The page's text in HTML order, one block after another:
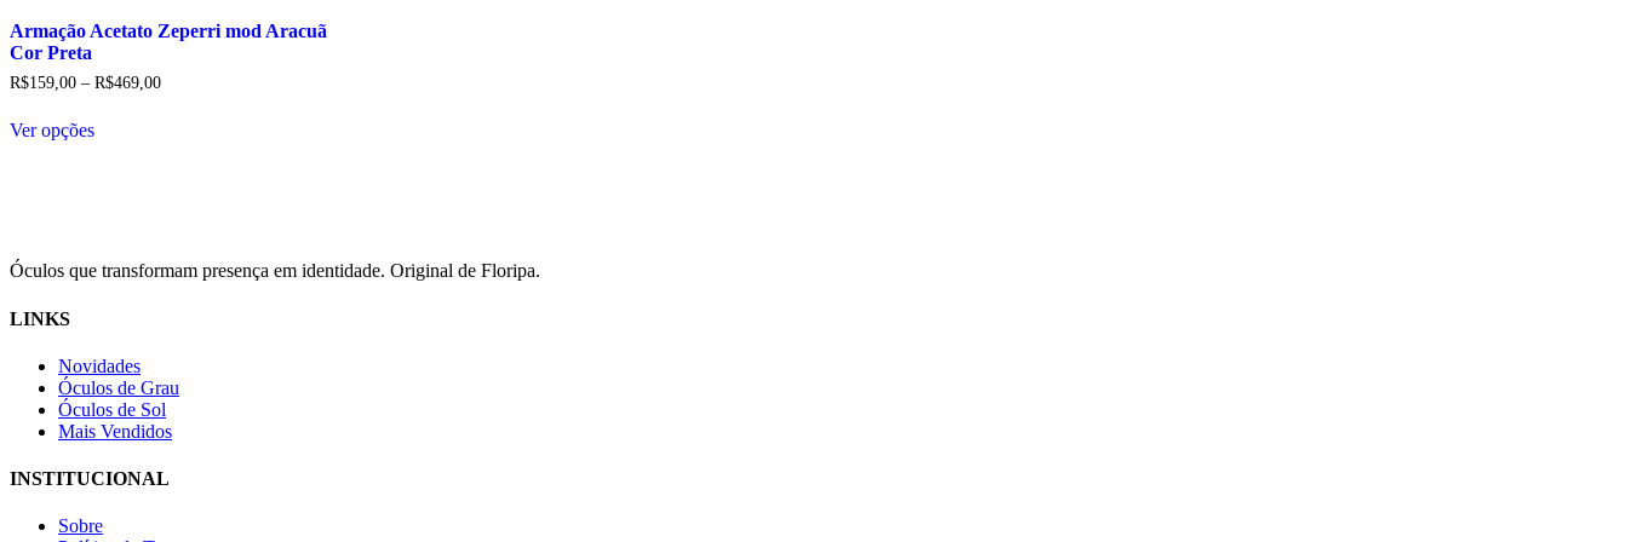
Armação Acetato Zeperri mod Aracuã
Cor Preta
R$159,00 – R$469,00Price
Ver opções
Óculos que transformam presença em identidade. Original de Floripa.
LINKS
Novidades
Óculos de Grau
Óculos de Sol
Mais Vendidos
INSTITUCIONAL
Sobre